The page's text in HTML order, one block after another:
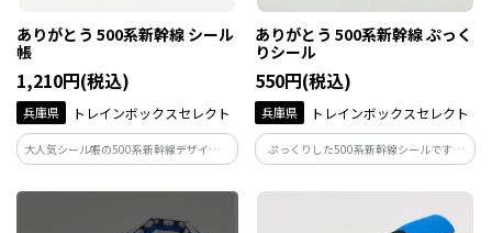
ありがとう 500系新幹線 シール
帳
1,210円(税込)
兵庫県 トレインボックスセレクト
大人気シール帳の500系新幹線デザイン！
シール台紙には500系新幹線の試作車両で
あるWIN350も♪台紙は10枚入です。
ありがとう 500系新幹線 ぷっく
りシール
550円(税込)
兵庫県 トレインボックスセレクト
ぷっくりした500系新幹線シールです。
500系新幹線の試作車両であるWIN350も
♪